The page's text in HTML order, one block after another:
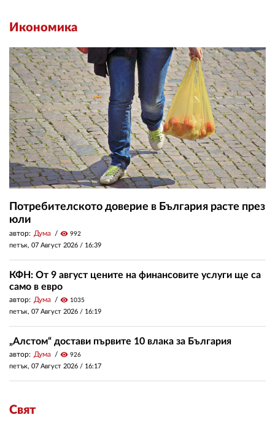
Икономика
Потребителското доверие в България расте през
юли
автор: Дума visibility 992
петък, 07 Август 2026 / 16:39
КФН: От 9 август цените на финансовите услуги ще са
само в евро
автор: Дума visibility 1035
петък, 07 Август 2026 / 16:19
„Алстом“ достави първите 10 влака за България
автор: Дума visibility 926
петък, 07 Август 2026 / 16:17
Свят